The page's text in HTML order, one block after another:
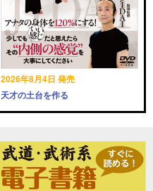
2026年8月4日 発売
天才の土台を作る